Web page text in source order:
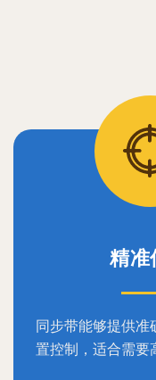
精准
同步带能够提供准
置控制，适合需要